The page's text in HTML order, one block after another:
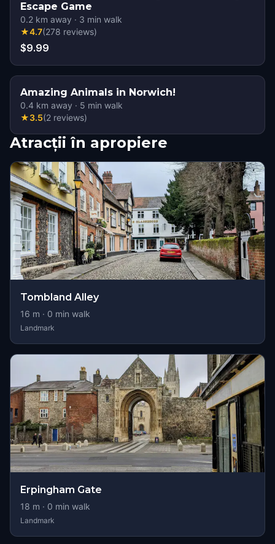
Escape Game
0.2 km away · 3 min walk
★4.7(278 reviews)
$9.99
Amazing Animals in Norwich!
0.4 km away · 5 min walk
★3.5(2 reviews)
Atracții în apropiere
Tombland Alley
16 m · 0 min walk
Landmark
Erpingham Gate
18 m · 0 min walk
Landmark